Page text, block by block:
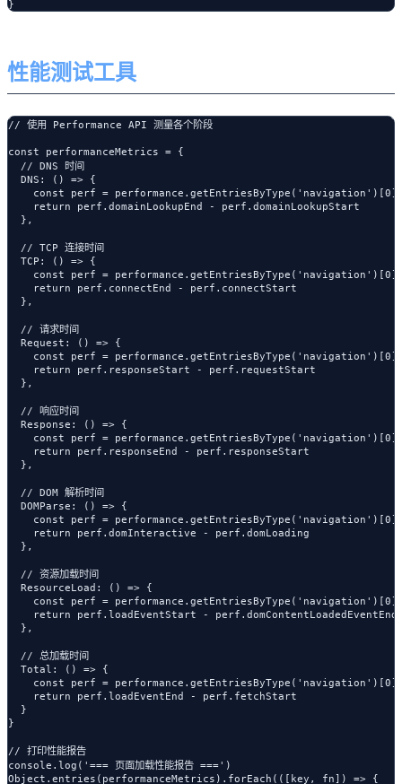
性能测试工具
// 使用 Performance API 测量各个阶段
const performanceMetrics = {
  // DNS 时间
  DNS: () => {
    const perf = performance.getEntriesByType('navigation')[0]
    return perf.domainLookupEnd - perf.domainLookupStart
  },
  // TCP 连接时间
  TCP: () => {
    const perf = performance.getEntriesByType('navigation')[0]
    return perf.connectEnd - perf.connectStart
  },
  // 请求时间
  Request: () => {
    const perf = performance.getEntriesByType('navigation')[0]
    return perf.responseStart - perf.requestStart
  },
  // 响应时间
  Response: () => {
    const perf = performance.getEntriesByType('navigation')[0]
    return perf.responseEnd - perf.responseStart
  },
  // DOM 解析时间
  DOMParse: () => {
    const perf = performance.getEntriesByType('navigation')[0]
    return perf.domInteractive - perf.domLoading
  },
  // 资源加载时间
  ResourceLoad: () => {
    const perf = performance.getEntriesByType('navigation')[0]
    return perf.loadEventStart - perf.domContentLoadedEventEnd
  },
  // 总加载时间
  Total: () => {
    const perf = performance.getEntriesByType('navigation')[0]
    return perf.loadEventEnd - perf.fetchStart
  }
}
// 打印性能报告
console.log('=== 页面加载性能报告 ===')
Object.entries(performanceMetrics).forEach(([key, fn]) => {